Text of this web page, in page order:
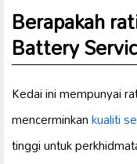
Berapakah
Battery
Kedai ini mempunyai
mencerminkankualiti
tinggi untuk